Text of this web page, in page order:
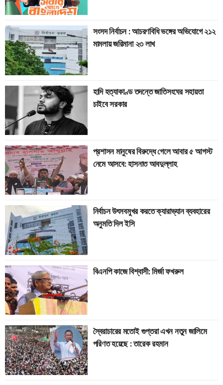
সংসদ নির্বাচন : আচরণবিধি ভঙ্গের অভিযোগে ২১২
মামলায় জরিমানা ২৩ লাখ
হাদি হত্যাকাণ্ড তদন্তে জাতিসংঘের সহায়তা
চাইবে সরকার
প্রশাসন মানুষের বিরুদ্ধে গেলে আবার ৫ আগস্ট
নেমে আসবে: হাসনাত আবদুল্লাহ
নির্বাচন উৎসবমুখর করতে ক্যারাভ্যান ব্যবহারের
অনুমতি দিল ইসি
বিএনপি কাজে বিশ্বাসী: মির্জা ফখরুল
স্বৈরাচারের মতোই গুপ্তরা এখন নতুন জালিমে
পরিণত হয়েছে : তারেক রহমান